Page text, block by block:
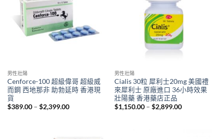
男性壯陽
Cenforce-100 超級偉哥 超級威
而鋼 西地那非 助勃延時 香港現
貨
$389.00 – $2,399.00Price
男性壯陽
Cialis 30粒 犀利士20mg 美國禮
來犀利士 原廠進口 36小時效果
壯陽藥 香港藥店正品
$1,150.00 – $2,899.00Price